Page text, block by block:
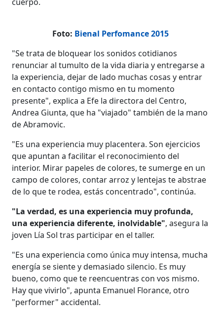
Foto: Bienal Perfomance 2015
"Se trata de bloquear los sonidos cotidianos
renunciar al tumulto de la vida diaria y entregarse a
la experiencia, dejar de lado muchas cosas y entrar
en contacto contigo mismo en tu momento
presente", explica a Efe la directora del Centro,
Andrea Giunta, que ha "viajado" también de la mano
de Abramovic.
"Es una experiencia muy placentera. Son ejercicios
que apuntan a facilitar el reconocimiento del
interior. Mirar papeles de colores, te sumerge en un
campo de colores, contar arroz y lentejas te abstrae
de lo que te rodea, estás concentrado", continúa.
"La verdad, es una experiencia muy profunda,
una experiencia diferente, inolvidable", asegura la
joven Lía Sol tras participar en el taller.
"Es una experiencia como única muy intensa, mucha
energía se siente y demasiado silencio. Es muy
bueno, como que te reencuentras con vos mismo.
Hay que vivirlo", apunta Emanuel Florance, otro
"performer" accidental.